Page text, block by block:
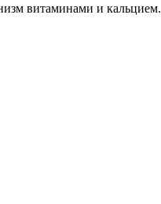
витаминами и кальцием.